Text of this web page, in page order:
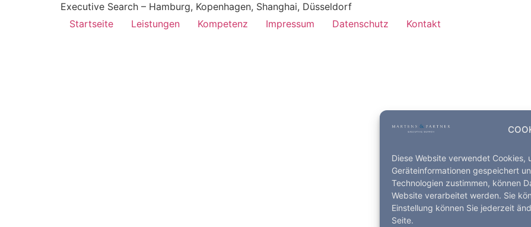
Diese Website verwendet Cookies,
Geräteinformationen gespeichert
Technologien zustimmen, können
Website verarbeitet werden. Sie
Einstellung können Sie jederzeit
Seite.
Executive Search – Hamburg, Kopenhagen, Shanghai, Düsseldorf
Startseite
Leistungen Kompetenz Impressum Datenschutz Kontakt